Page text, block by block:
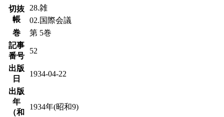
切抜
帳
28.雑
02.国際会議
巻
第 5巻
記事
番号
52
出版
日
1934-04-22
出版
年
（和
1934年(昭和9)